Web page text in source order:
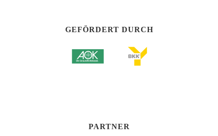
GEFÖRDERT DURCH
PARTNER